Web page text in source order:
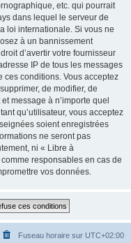
etc. qui pourrait
dans lequel le serveur de
loi internationale. Si vous ne
à un bannissement
d’avertir votre fournisseur
IP de tous les messages
ces conditions. Vous acceptez
de modifier, de
message à n’importe quel
qu’utilisateur, vous acceptez
soient enregistrées
ne seront pas
ni « Libre à
responsables en cas de
vos données.
Fuseau horaire sur UTC+02:00